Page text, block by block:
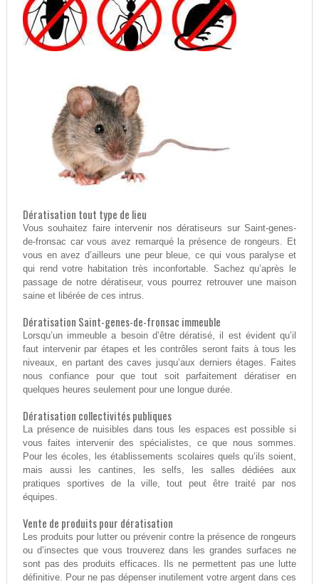
Dératisation tout type de lieu
Vous souhaitez faire intervenir nos dératiseurs sur Saint-genes-
de-fronsac car vous avez remarqué la présence de rongeurs. Et
vous en avez d’ailleurs une peur bleue, ce qui vous paralyse et
qui rend votre habitation très inconfortable. Sachez qu’après le
passage de notre dératiseur, vous pourrez retrouver une maison
saine et libérée de ces intrus.
Dératisation Saint-genes-de-fronsac immeuble
Lorsqu’un immeuble a besoin d’être dératisé, il est évident qu’il
faut intervenir par étapes et les contrôles seront faits à tous les
niveaux, en partant des caves jusqu’aux derniers étages. Faites
nous confiance pour que tout soit parfaitement dératiser en
quelques heures seulement pour une longue durée.
Dératisation collectivités publiques
La présence de nuisibles dans tous les espaces est possible si
vous faites intervenir des spécialistes, ce que nous sommes.
Pour les écoles, les établissements scolaires quels qu’ils soient,
mais aussi les cantines, les selfs, les salles dédiées aux
pratiques sportives de la ville, tout peut être traité par nos
équipes.
Vente de produits pour dératisation
Les produits pour lutter ou prévenir contre la présence de rongeurs
ou d’insectes que vous trouverez dans les grandes surfaces ne
sont pas des produits efficaces. Ils ne permettent pas une lutte
définitive. Pour ne pas dépenser inutilement votre argent dans ces